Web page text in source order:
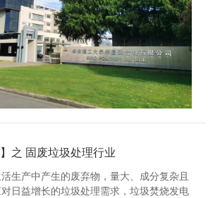
】之 固废垃圾处理行业
生产中产生的废弃物，量大、成分复杂且
日益增长的垃圾处理需求，垃圾焚烧发电